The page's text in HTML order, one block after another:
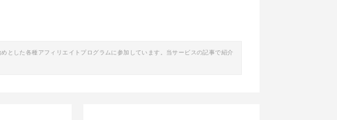
した各種アフィリエイトプログラムに参加しています。当サービスの記事で紹介